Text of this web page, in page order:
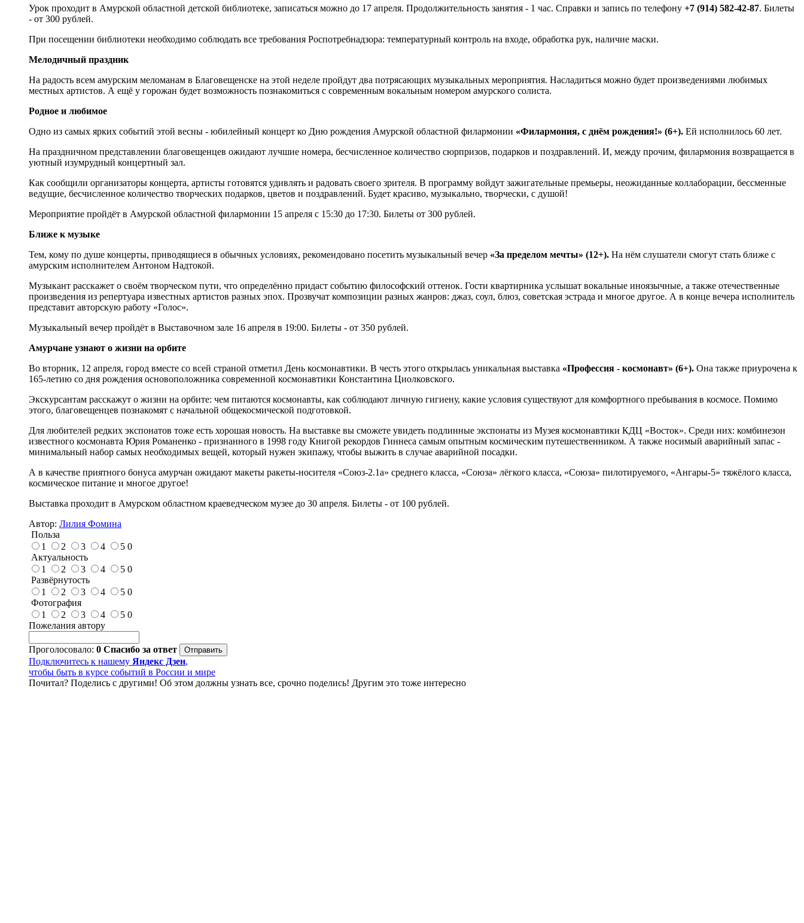
Урок проходит в Амурской областной детской библиотеке, записаться можно до 17 апреля. Продолжительность занятия - 1 час. Справки и запись по телефону +7 (914) 582-42-87. Билеты
- от 300 рублей.
При посещении библиотеки необходимо соблюдать все требования Роспотребнадзора: температурный контроль на входе, обработка рук, наличие маски.
Мелодичный праздник
На радость всем амурским меломанам в Благовещенске на этой неделе пройдут два потрясающих музыкальных мероприятия. Насладиться можно будет произведениями любимых
местных артистов. А ещё у горожан будет возможность познакомиться с современным вокальным номером амурского солиста.
Родное и любимое
Одно из самых ярких событий этой весны - юбилейный концерт ко Дню рождения Амурской областной филармонии «Филармония, с днём рождения!» (6+). Ей исполнилось 60 лет.
На праздничном представлении благовещенцев ожидают лучшие номера, бесчисленное количество сюрпризов, подарков и поздравлений. И, между прочим, филармония возвращается в
уютный изумрудный концертный зал.
Как сообщили организаторы концерта, артисты готовятся удивлять и радовать своего зрителя. В программу войдут зажигательные премьеры, неожиданные коллаборации, бессменные
ведущие, бесчисленное количество творческих подарков, цветов и поздравлений. Будет красиво, музыкально, творчески, с душой!
Мероприятие пройдёт в Амурской областной филармонии 15 апреля с 15:30 до 17:30. Билеты от 300 рублей.
Ближе к музыке
Тем, кому по душе концерты, приводящиеся в обычных условиях, рекомендовано посетить музыкальный вечер «За пределом мечты» (12+). На нём слушатели смогут стать ближе с
амурским исполнителем Антоном Надтокой.
Музыкант расскажет о своём творческом пути, что определённо придаст событию философский оттенок. Гости квартирника услышат вокальные иноязычные, а также отечественные
произведения из репертуара известных артистов разных эпох. Прозвучат композиции разных жанров: джаз, соул, блюз, советская эстрада и многое другое. А в конце вечера исполнитель
представит авторскую работу «Голос».
Музыкальный вечер пройдёт в Выставочном зале 16 апреля в 19:00. Билеты - от 350 рублей.
Амурчане узнают о жизни на орбите
Во вторник, 12 апреля, город вместе со всей страной отметил День космонавтики. В честь этого открылась уникальная выставка «Профессия - космонавт» (6+). Она также приурочена к
165-летию со дня рождения основоположника современной космонавтики Константина Циолковского.
Экскурсантам расскажут о жизни на орбите: чем питаются космонавты, как соблюдают личную гигиену, какие условия существуют для комфортного пребывания в космосе. Помимо
этого, благовещенцев познакомят с начальной общекосмической подготовкой.
Для любителей редких экспонатов тоже есть хорошая новость. На выставке вы сможете увидеть подлинные экспонаты из Музея космонавтики КДЦ «Восток». Среди них: комбинезон
известного космонавта Юрия Романенко - признанного в 1998 году Книгой рекордов Гиннеса самым опытным космическим путешественником. А также носимый аварийный запас -
минимальный набор самых необходимых вещей, который нужен экипажу, чтобы выжить в случае аварийной посадки.
А в качестве приятного бонуса амурчан ожидают макеты ракеты-носителя «Союз-2.1а» среднего класса, «Союза» лёгкого класса, «Союза» пилотируемого, «Ангары-5» тяжёлого класса,
космическое питание и многое другое!
Выставка проходит в Амурском областном краеведческом музее до 30 апреля. Билеты - от 100 рублей.
Автор: Лилия Фомина
Польза
1
2 3 4 5 0
Актуальность
1
2 3 4 5 0
Развёрнутость
1
2 3 4 5 0
Фотография
1
2 3 4 5 0
Пожелания автору
Проголосовало: 0 Спасибо за ответ
Подключитесь к нашему Яндекс Дзен,
чтобы быть в курсе событий в России и мире
Почитал? Поделись с другими! Об этом должны узнать все, срочно поделись! Другим это тоже интересно